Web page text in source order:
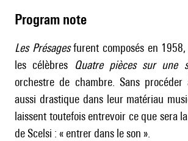
Program note
Les Présagesfurent composés en
les célèbres Quatre pièces sur une
orchestre de chambre. Sans
aussi drastique dans leur matériau
laissent toutefois entrevoir ce que sera
de Scelsi : « entrer dans le son ».